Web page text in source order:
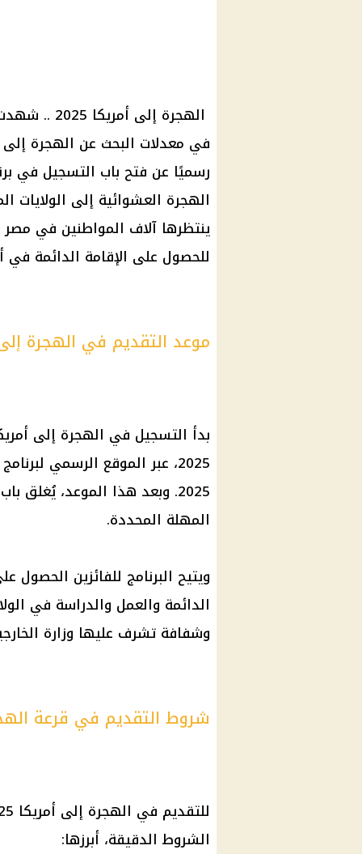
الهجرة
الهجرة العشوائية إلى الولايات
ينتظرها آلاف المواطنين في مصر
للحصول على الإقامة الدائمة في
موعد التقديم في الهجرة إلى
2025. وبعد هذا الموعد، يُغلق
المهلة المحددة.
ويتيح البرنامج للفائزين
الدائمة والعمل والدراسة في
وشفافة تشرف عليها وزارة
شروط التقديم في قرعة الهجرة
للتقديم في الهجرة إلى أمريكا
الشروط الدقيقة، أبرزها: